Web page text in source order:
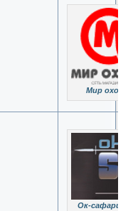
Мир охоты
Ок-сафари.